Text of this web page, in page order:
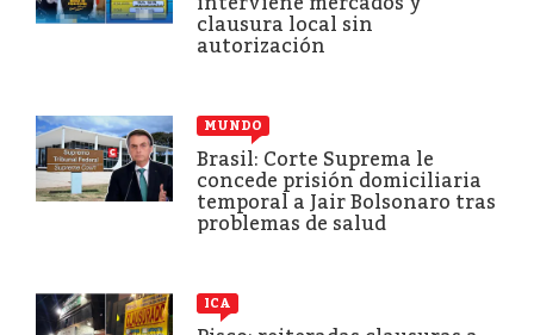
clausura local sin
autorización
MUNDO
Brasil: Corte Suprema le
concede prisión domiciliaria
temporal a Jair Bolsonaro tras
problemas de salud
ICA